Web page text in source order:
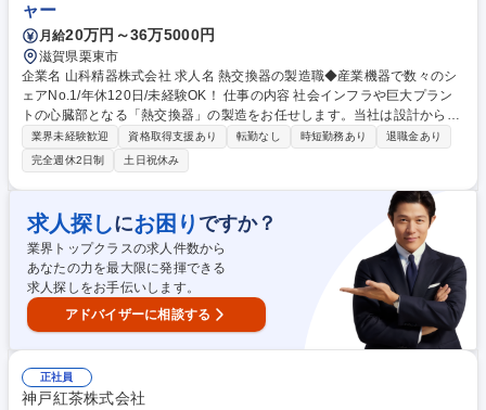
ャー
月給20万円～36万5000円
滋賀県栗東市
企業名 山科精器株式会社 求人名 熱交換器の製造職◆産業機器で数々のシ
ェアNo.1/年休120日/未経験OK！ 仕事の内容 社会インフラや巨大プラン
トの心臓部となる「熱交換器」の製造をお任せします。当社は設計から製
造までを一貫して手がけるメーカーであり、そのモノづくりの最前線で、
製品を形にする役割を担っていただきます。 入社後は、加工や組立などの
実務を通じて製品構造を学ぶことからスタート。熟練の技術を間近で学び
ながら着実にスキルを磨ける環境です。将来的には単なる作業に留まら
ず、工程全体の進捗管理や安全活動、さらには後輩の指導といった「現場
責任者」へのステップアップも可能。 自分が手がけた巨大な装置が世界の
エネルギー供給を支える手応えと、技術者としてキャリアを築く安定性の
両方を手に入れたい方に最適な環境です。 募集職種 熱交換器の製造職◆
産業機器で数々のシェアNo.1/年休120日/未経験OK！
業界未経験歓迎 資格取得支援あり 転勤なし 時短勤務あり
退職金あり
完全週休2日制
土日祝休み
求人探しにお困り ですか？
業界トップクラスの求人件数から
あなたの力を最大限に発揮できる
求人探しをお手伝いします。
アドバイザーに相談する
正社員
神戸紅茶株式会社